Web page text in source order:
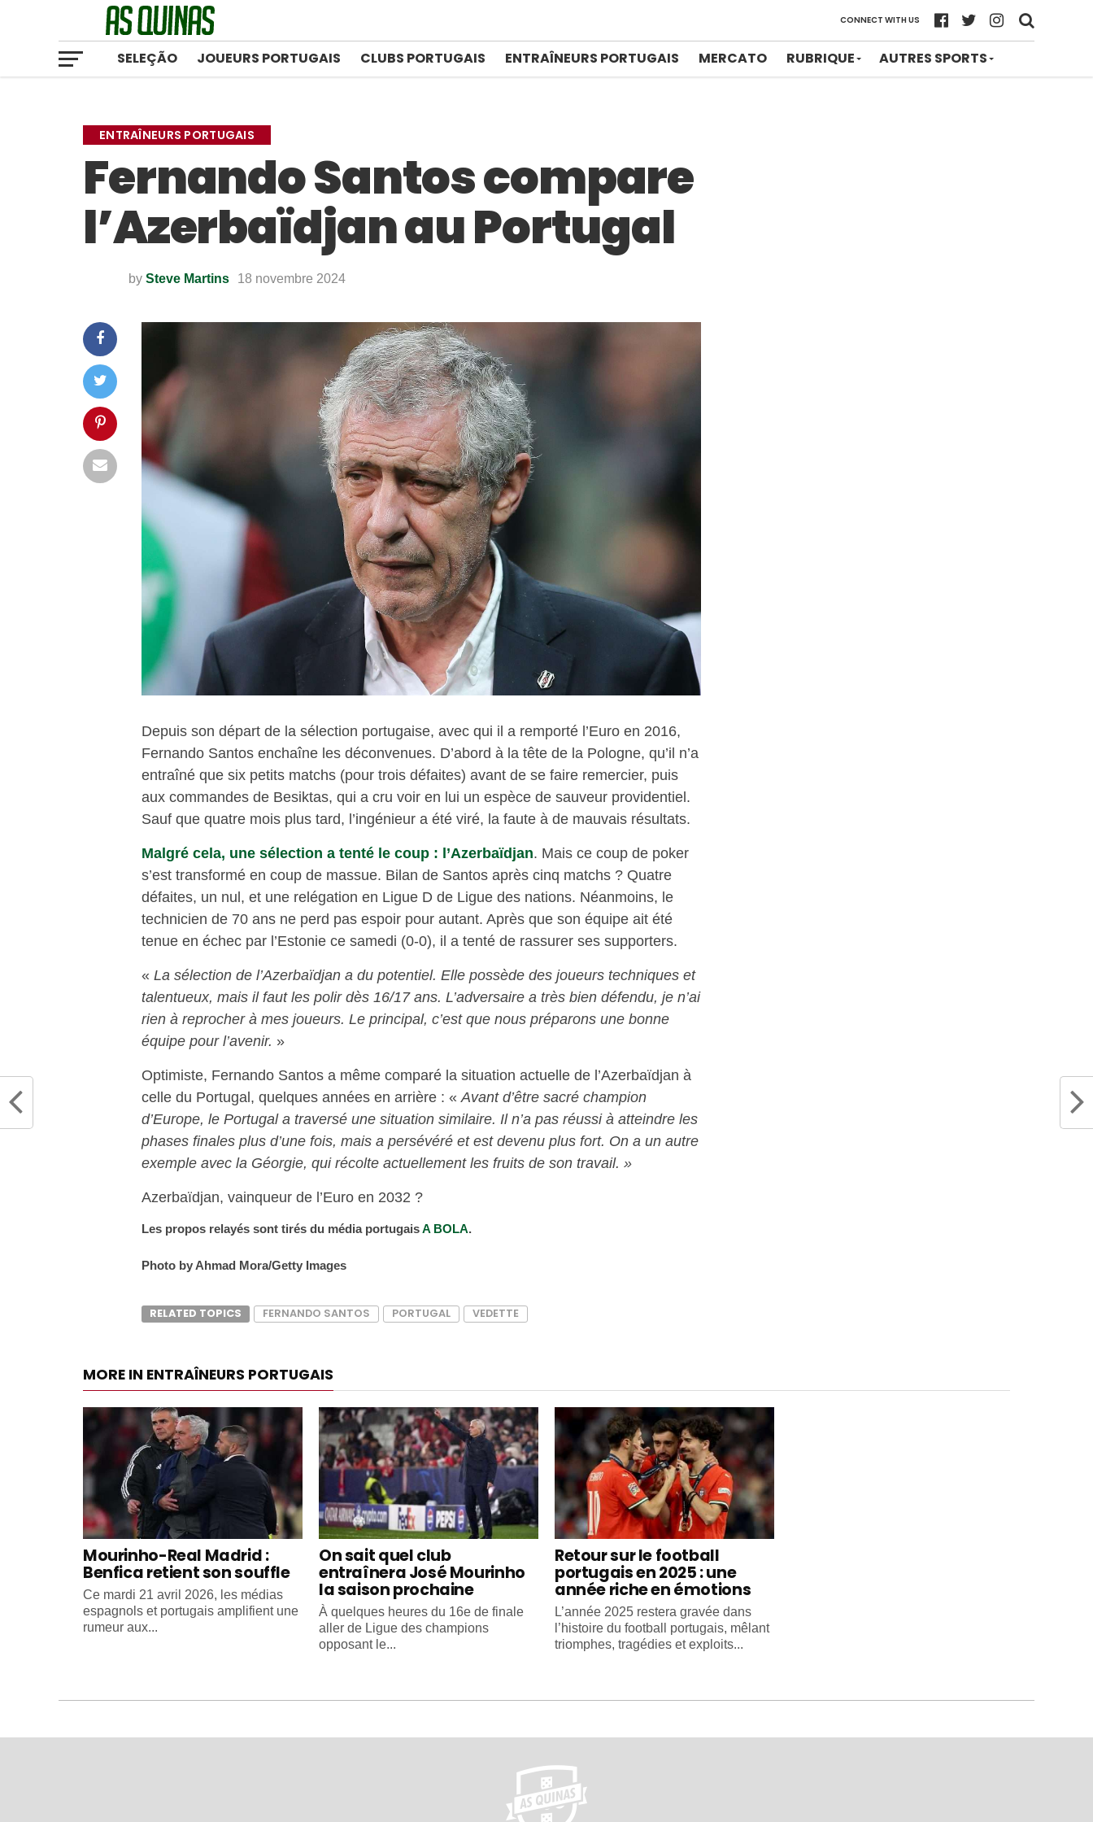
CONNECT WITH US
SELEÇÃO JOUEURS PORTUGAIS CLUBS PORTUGAIS ENTRAÎNEURS PORTUGAIS MERCATO RUBRIQUE AUTRES SPORTS
ENTRAÎNEURS PORTUGAIS
Fernando Santos compare
l’Azerbaïdjan au Portugal
by Steve Martins 18 novembre 2024
Depuis son départ de la sélection portugaise, avec qui il a remporté l’Euro en 2016,
Fernando Santos enchaîne les déconvenues. D’abord à la tête de la Pologne, qu’il n’a
entraîné que six petits matchs (pour trois défaites) avant de se faire remercier, puis
aux commandes de Besiktas, qui a cru voir en lui un espèce de sauveur providentiel.
Sauf que quatre mois plus tard, l’ingénieur a été viré, la faute à de mauvais résultats.
Malgré cela, une sélection a tenté le coup : l’Azerbaïdjan. Mais ce coup de poker
s’est transformé en coup de massue. Bilan de Santos après cinq matchs ? Quatre
défaites, un nul, et une relégation en Ligue D de Ligue des nations. Néanmoins, le
technicien de 70 ans ne perd pas espoir pour autant. Après que son équipe ait été
tenue en échec par l’Estonie ce samedi (0-0), il a tenté de rassurer ses supporters.
« La sélection de l’Azerbaïdjan a du potentiel. Elle possède des joueurs techniques et
talentueux, mais il faut les polir dès 16/17 ans. L’adversaire a très bien défendu, je n’ai
rien à reprocher à mes joueurs. Le principal, c’est que nous préparons une bonne
équipe pour l’avenir. »
Optimiste, Fernando Santos a même comparé la situation actuelle de l’Azerbaïdjan à
celle du Portugal, quelques années en arrière : « Avant d’être sacré champion
d’Europe, le Portugal a traversé une situation similaire. Il n’a pas réussi à atteindre les
phases finales plus d’une fois, mais a persévéré et est devenu plus fort. On a un autre
exemple avec la Géorgie, qui récolte actuellement les fruits de son travail. »
Azerbaïdjan, vainqueur de l’Euro en 2032 ?
Les propos relayés sont tirés du média portugaisA BOLA.
Photo by Ahmad Mora/Getty Images
RELATED TOPICS FERNANDO SANTOS PORTUGAL VEDETTE
MORE IN ENTRAÎNEURS PORTUGAIS
Mourinho-Real Madrid :
Benfica retient son souffle
Ce mardi 21 avril 2026, les médias
espagnols et portugais amplifient une
rumeur aux...
On sait quel club
entraînera José Mourinho
la saison prochaine
À quelques heures du 16e de finale
aller de Ligue des champions
opposant le...
Retour sur le football
portugais en 2025 : une
année riche en émotions
L’année 2025 restera gravée dans
l’histoire du football portugais, mêlant
triomphes, tragédies et exploits...